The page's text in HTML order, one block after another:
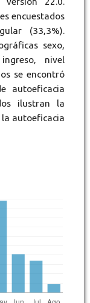
encuestados
(33,3%).
sexo,
nivel
se encontró
autoeficacia
ilustran la
autoeficacia